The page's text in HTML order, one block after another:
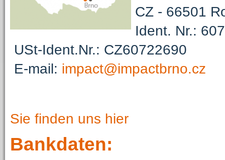
CZ - 66501
Ident. Nr.:
USt-Ident.Nr.: CZ60722690
E-mail: impact@impactbrno.cz
Sie finden uns hier
Bankdaten: